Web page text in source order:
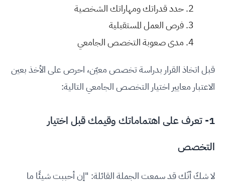
حدد قدراتك ومهاراتك الشخصية
فرص العمل المستقبلية
مدى صعوبة التخصص الجامعي
قبل اتخاذ القرار بدراسة تخصص معيّن، احرص على الأخذ بعين
الاعتبار معايير اختيار التخصص الجامعي التالية:
1- تعرف على اهتماماتك وقيمك قبل اختيار
التخصص
لا شكّ أنّك قد سمعت الجملة القائلة: "إن أحببت شيئًا ما